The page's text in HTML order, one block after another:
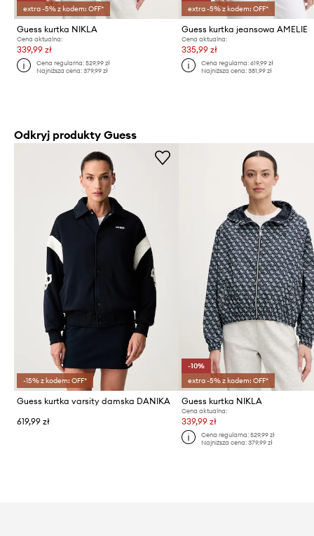
extra -5% z kodem: OFF*
Guess kurtka NIKLA
Cena aktualna:
339,99 zł
Cena regularna:529,99 zł
Najniższa cena:379,99 zł
extra -5% z kodem: OFF*
Guess kurtka jeansowa AMELIE
Cena aktualna:
335,99 zł
Cena regularna: 619,99 zł
Najniższa cena: 381,99 zł
Odkryj produkty Guess
-15% z kodem: OFF*
Guess kurtka varsity damska DANIKA
619,99 zł
-10%
extra -5% z kodem: OFF*
Guess kurtka NIKLA
Cena aktualna:
339,99 zł
Cena regularna: 529,99 zł
Najniższa cena: 379,99 zł